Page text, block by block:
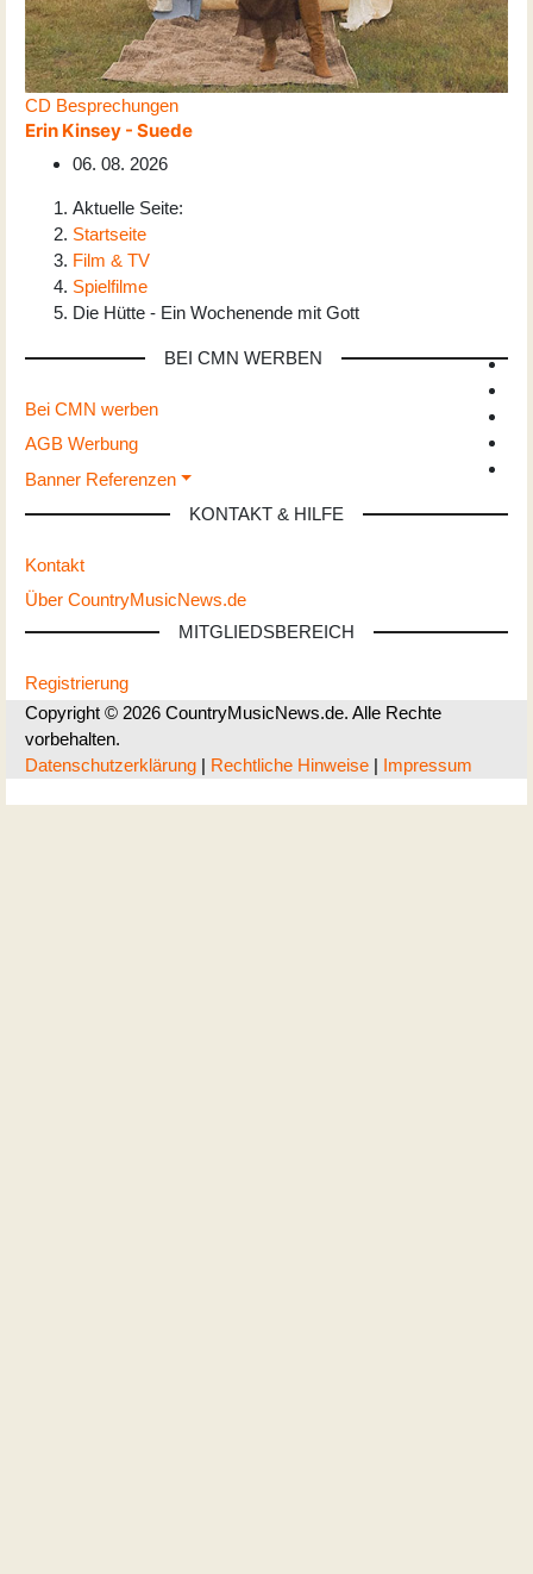
CD Besprechungen
Erin Kinsey - Suede
06. 08. 2026
Aktuelle Seite:
Startseite
Film & TV
Spielfilme
Die Hütte - Ein Wochenende mit Gott
BEI CMN WERBEN
Bei CMN werben
AGB Werbung
Banner Referenzen
KONTAKT & HILFE
Kontakt
Über CountryMusicNews.de
MITGLIEDSBEREICH
Registrierung
Copyright © 2026 CountryMusicNews.de. Alle Rechte
vorbehalten.
Datenschutzerklärung | Rechtliche Hinweise | Impressum